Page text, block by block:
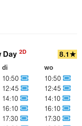
Day 2D 8.1★
di
10:50
12:45
14:10
16:10
17:30
wo
10:50
12:45
14:10
16:10
17:30